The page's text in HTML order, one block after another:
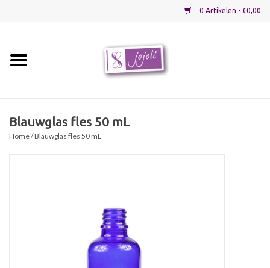
0 Artikelen - €0,00
Blauwglas fles 50 mL
Home/ Blauwglas fles 50 mL